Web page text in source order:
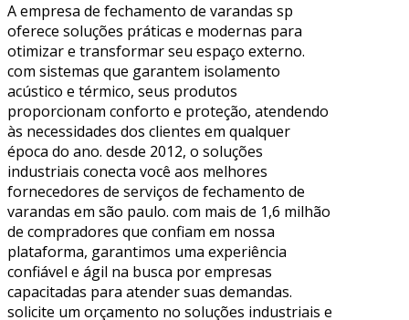
A empresa de fechamento de varandas sp
oferece soluções práticas e modernas para
otimizar e transformar seu espaço externo.
com sistemas que garantem isolamento
acústico e térmico, seus produtos
proporcionam conforto e proteção, atendendo
às necessidades dos clientes em qualquer
época do ano. desde 2012, o soluções
industriais conecta você aos melhores
fornecedores de serviços de fechamento de
varandas em são paulo. com mais de 1,6 milhão
de compradores que confiam em nossa
plataforma, garantimos uma experiência
confiável e ágil na busca por empresas
capacitadas para atender suas demandas.
solicite um orçamento no soluções industriais e